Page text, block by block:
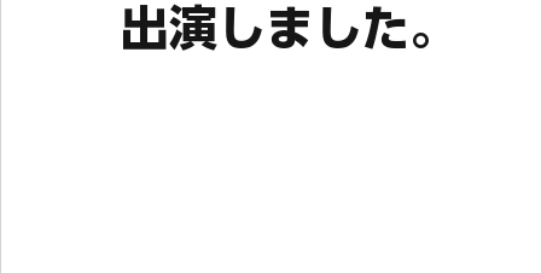
出演しました。